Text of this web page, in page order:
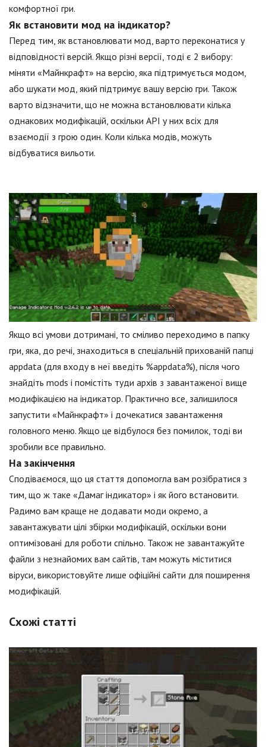
комфортної гри.
Як встановити мод на індикатор?
Перед тим, як встановлювати мод, варто переконатися у
відповідності версій. Якщо різні версії, тоді є 2 вибору:
міняти «Майнкрафт» на версію, яка підтримується модом,
або шукати мод, який підтримує вашу версію гри. Також
варто відзначити, що не можна встановлювати кілька
однакових модифікацій, оскільки API у них всіх для
взаємодії з грою один. Коли кілька модів, можуть
відбуватися вильоти.
Якщо всі умови дотримані, то сміливо переходимо в папку
гри, яка, до речі, знаходиться в спеціальній прихованій папці
appdata (для входу в неї введіть %appdata%), після чого
знайдіть mods і помістіть туди архів з завантаженої вище
модифікацією на індикатор. Практично все, залишилося
запустити «Майнкрафт» і дочекатися завантаження
головного меню. Якщо це відбулося без помилок, тоді ви
зробили все правильно.
На закінчення
Сподіваємося, що ця стаття допомогла вам розібратися з
тим, що ж таке «Дамаг індикатор» і як його встановити.
Радимо вам краще не додавати моди окремо, а
завантажувати цілі збірки модифікацій, оскільки вони
оптимізовані для роботи спільно. Також не завантажуйте
файли з незнайомих вам сайтів, там можуть міститися
віруси, використовуйте лише офіційні сайти для поширення
модифікацій.
Схожі статті